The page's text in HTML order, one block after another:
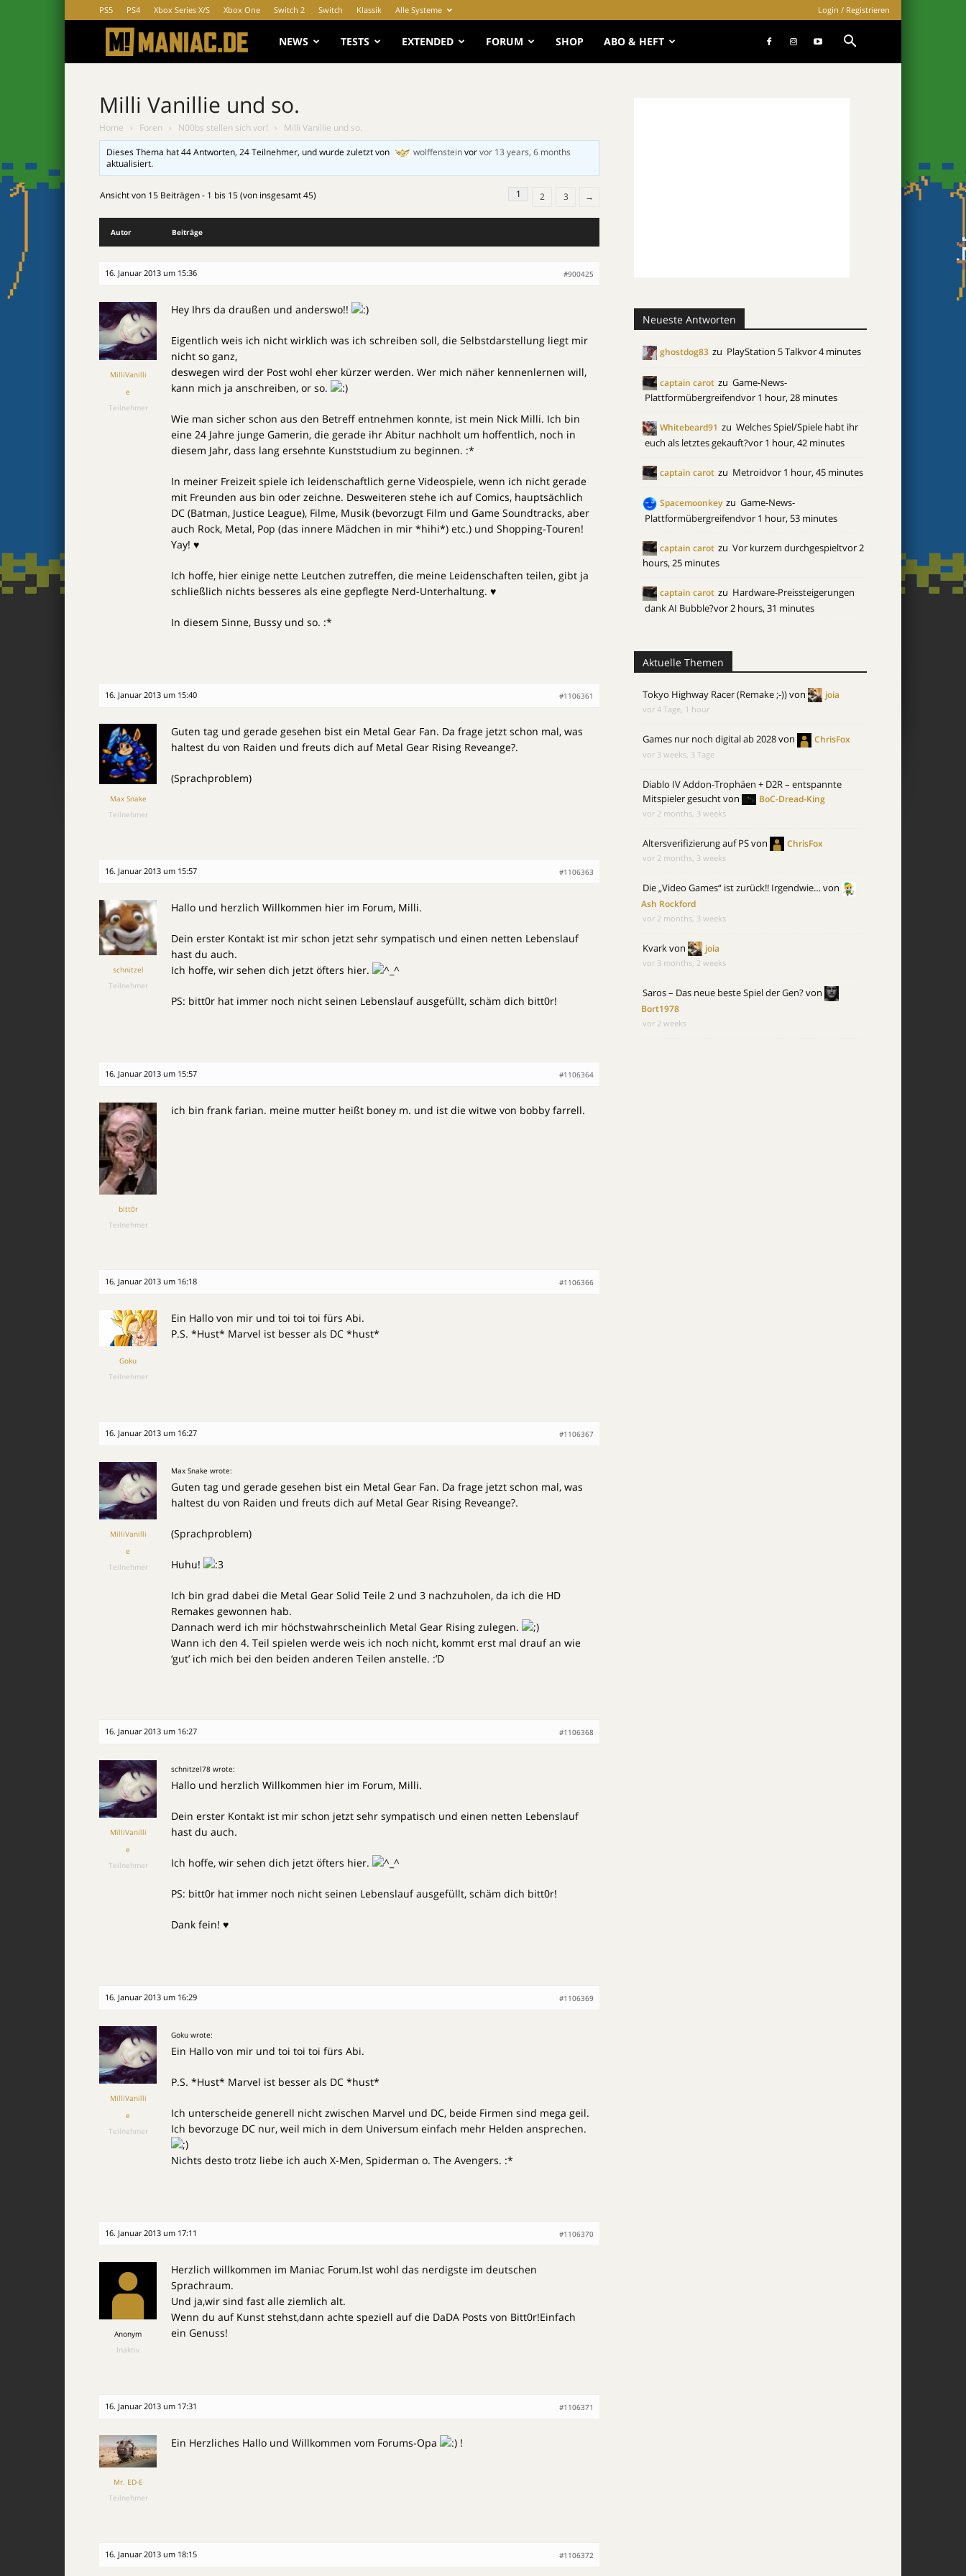
PS5 PS4 Xbox Series X/S Xbox One Switch 2 Switch Klassik Alle Systeme Login / Registrieren
MANIAC.de
NEWS TESTS EXTENDED FORUM SHOP ABO & HEFT
Milli Vanillie und so.
Home › Foren › N00bs stellen sich vor! ›
Milli Vanillie und so.
Dieses Thema hat 44 Antworten, 24 Teilnehmer, und wurde zuletzt von
wolffensteinvorvor 13 years, 6 months
aktualisiert.
Ansicht von 15 Beiträgen - 1 bis 15 (von insgesamt 45) 1 2 3 →
Autor Beiträge
16. Januar 2013 um 15:36 #900425
MilliVanilli
e
Teilnehmer
Hey Ihrs da draußen und anderswo!!
Eigentlich weis ich nicht wirklich was ich schreiben soll, die Selbstdarstellung liegt mir
nicht so ganz,
deswegen wird der Post wohl eher kürzer werden. Wer mich näher kennenlernen will,
kann mich ja anschreiben, or so.
Wie man sicher schon aus den Betreff entnehmen konnte, ist mein Nick Milli. Ich bin
eine 24 Jahre junge Gamerin, die gerade ihr Abitur nachholt um hoffentlich, noch in
diesem Jahr, dass lang ersehnte Kunststudium zu beginnen. :*
In meiner Freizeit spiele ich leidenschaftlich gerne Videospiele, wenn ich nicht gerade
mit Freunden aus bin oder zeichne. Desweiteren stehe ich auf Comics, hauptsächlich
DC (Batman, Justice League), Filme, Musik (bevorzugt Film und Game Soundtracks, aber
auch Rock, Metal, Pop (das innere Mädchen in mir *hihi*) etc.) und Shopping-Touren!
Yay! ♥
Ich hoffe, hier einige nette Leutchen zutreffen, die meine Leidenschaften teilen, gibt ja
schließlich nichts besseres als eine gepflegte Nerd-Unterhaltung. ♥
In diesem Sinne, Bussy und so. :*
16. Januar 2013 um 15:40 #1106361
Max Snake
Teilnehmer
Guten tag und gerade gesehen bist ein Metal Gear Fan. Da frage jetzt schon mal, was
haltest du von Raiden und freuts dich auf Metal Gear Rising Reveange?.
(Sprachproblem)
16. Januar 2013 um 15:57 #1106363
schnitzel
Teilnehmer
Hallo und herzlich Willkommen hier im Forum, Milli.
Dein erster Kontakt ist mir schon jetzt sehr sympatisch und einen netten Lebenslauf
hast du auch.
Ich hoffe, wir sehen dich jetzt öfters hier.
PS: bitt0r hat immer noch nicht seinen Lebenslauf ausgefüllt, schäm dich bitt0r!
16. Januar 2013 um 15:57 #1106364
bitt0r
Teilnehmer
ich bin frank farian. meine mutter heißt boney m. und ist die witwe von bobby farrell.
16. Januar 2013 um 16:18 #1106366
Goku
Teilnehmer
Ein Hallo von mir und toi toi toi fürs Abi.
P.S. *Hust* Marvel ist besser als DC *hust*
16. Januar 2013 um 16:27 #1106367
MilliVanilli
e
Teilnehmer
Max Snake wrote:
Guten tag und gerade gesehen bist ein Metal Gear Fan. Da frage jetzt schon mal, was
haltest du von Raiden und freuts dich auf Metal Gear Rising Reveange?.
(Sprachproblem)
Huhu!
Ich bin grad dabei die Metal Gear Solid Teile 2 und 3 nachzuholen, da ich die HD
Remakes gewonnen hab.
Dannach werd ich mir höchstwahrscheinlich Metal Gear Rising zulegen.
Wann ich den 4. Teil spielen werde weis ich noch nicht, kommt erst mal drauf an wie
‘gut’ ich mich bei den beiden anderen Teilen anstelle. :’D
16. Januar 2013 um 16:27 #1106368
MilliVanilli
e
Teilnehmer
schnitzel78 wrote:
Hallo und herzlich Willkommen hier im Forum, Milli.
Dein erster Kontakt ist mir schon jetzt sehr sympatisch und einen netten Lebenslauf
hast du auch.
Ich hoffe, wir sehen dich jetzt öfters hier.
PS: bitt0r hat immer noch nicht seinen Lebenslauf ausgefüllt, schäm dich bitt0r!
Dank fein! ♥
16. Januar 2013 um 16:29 #1106369
MilliVanilli
e
Teilnehmer
Goku wrote:
Ein Hallo von mir und toi toi toi fürs Abi.
P.S. *Hust* Marvel ist besser als DC *hust*
Ich unterscheide generell nicht zwischen Marvel und DC, beide Firmen sind mega geil.
Ich bevorzuge DC nur, weil mich in dem Universum einfach mehr Helden ansprechen.
Nichts desto trotz liebe ich auch X-Men, Spiderman o. The Avengers. :*
16. Januar 2013 um 17:11 #1106370
Anonym
Inaktiv
Herzlich willkommen im Maniac Forum.Ist wohl das nerdigste im deutschen
Sprachraum.
Und ja,wir sind fast alle ziemlich alt.
Wenn du auf Kunst stehst,dann achte speziell auf die DaDA Posts von Bitt0r!Einfach
ein Genuss!
16. Januar 2013 um 17:31 #1106371
Mr. ED-E
Teilnehmer
Ein Herzliches Hallo und Willkommen vom Forums-Opa !
16. Januar 2013 um 18:15 #1106372
Neueste Antworten
ghostdog83 zu PlayStation 5 Talkvor 4 minutes
captain carot zu Game-News-
Plattformübergreifendvor 1 hour, 28 minutes
Whitebeard91 zu Welches Spiel/Spiele habt ihr
euch als letztes gekauft?vor 1 hour, 42 minutes
captain carot zu Metroidvor 1 hour, 45 minutes
Spacemoonkey zu Game-News-
Plattformübergreifendvor 1 hour, 53 minutes
captain carot zu Vor kurzem durchgespieltvor 2
hours, 25 minutes
captain carot zu Hardware-Preissteigerungen
dank AI Bubble?vor 2 hours, 31 minutes
Aktuelle Themen
Tokyo Highway Racer (Remake ;-))von joia
vor 4 Tage, 1 hour
Games nur noch digital ab 2028von ChrisFox
vor 3 weeks, 3 Tage
Diablo IV Addon-Trophäen + D2R – entspannte
Mitspieler gesuchtvon BoC-Dread-King
vor 2 months, 3 weeks
Altersverifizierung auf PSvon ChrisFox
vor 2 months, 3 weeks
Die „Video Games“ ist zurück!! Irgendwie…von
Ash Rockford
vor 2 months, 3 weeks
Kvarkvon joia
vor 3 months, 2 weeks
Saros – Das neue beste Spiel der Gen?von
Bort1978
vor 2 weeks